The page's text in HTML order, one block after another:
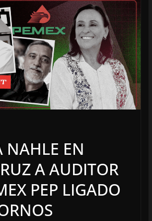
NAHLE EN
A AUDITOR
PEP LIGADO